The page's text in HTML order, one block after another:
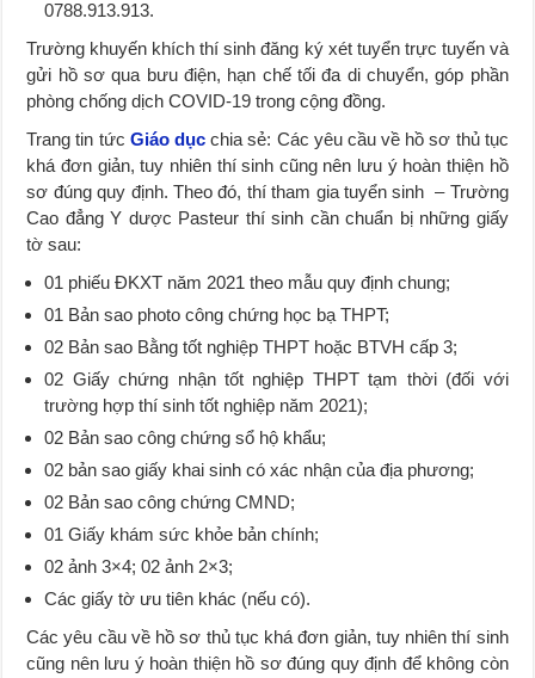
0788.913.913.
Trường khuyến khích thí sinh đăng ký xét tuyển trực tuyến và
gửi hồ sơ qua bưu điện, hạn chế tối đa di chuyển, góp phần
phòng chống dịch COVID-19 trong cộng đồng.
Trang tin tức Giáo dụcchia sẻ: Các yêu cầu về hồ sơ thủ tục
khá đơn giản, tuy nhiên thí sinh cũng nên lưu ý hoàn thiện hồ
sơ đúng quy định. Theo đó, thí tham gia tuyển sinh – Trường
Cao đẳng Y dược Pasteur thí sinh cần chuẩn bị những giấy
tờ sau:
01 phiếu ĐKXT năm 2021 theo mẫu quy định chung;
01 Bản sao photo công chứng học bạ THPT;
02 Bản sao Bằng tốt nghiệp THPT hoặc BTVH cấp 3;
02 Giấy chứng nhận tốt nghiệp THPT tạm thời (đối với
trường hợp thí sinh tốt nghiệp năm 2021);
02 Bản sao công chứng sổ hộ khẩu;
02 bản sao giấy khai sinh có xác nhận của địa phương;
02 Bản sao công chứng CMND;
01 Giấy khám sức khỏe bản chính;
02 ảnh 3×4; 02 ảnh 2×3;
Các giấy tờ ưu tiên khác (nếu có).
Các yêu cầu về hồ sơ thủ tục khá đơn giản, tuy nhiên thí sinh
cũng nên lưu ý hoàn thiện hồ sơ đúng quy định để không còn